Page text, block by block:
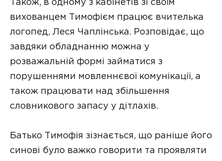
Також, в одному з кабінетів зі своїм
вихованцем Тимофієм працює вчителька
логопед, Леся Чаплінська. Розповідає, що
завдяки обладнанню можна у
розважальній формі займатися з
порушеннями мовленнєвої комунікації, а
також працювати над збільшення
словникового запасу у дітлахів.
Батько Тимофія зізнається, що раніше його
синові було важко говорити та проявляти